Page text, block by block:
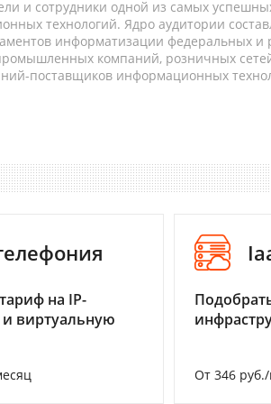
и сотрудники одной из самых
технологий. Ядро аудитории
информатизации федеральных и
компаний, розничных
поставщиков информационных
на IP-
виртуальную
От 346